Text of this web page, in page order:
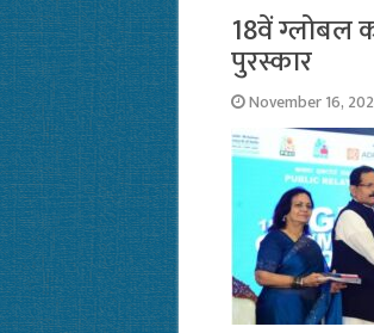
18वें ग्लोबल
पुरस्कार
November 16,